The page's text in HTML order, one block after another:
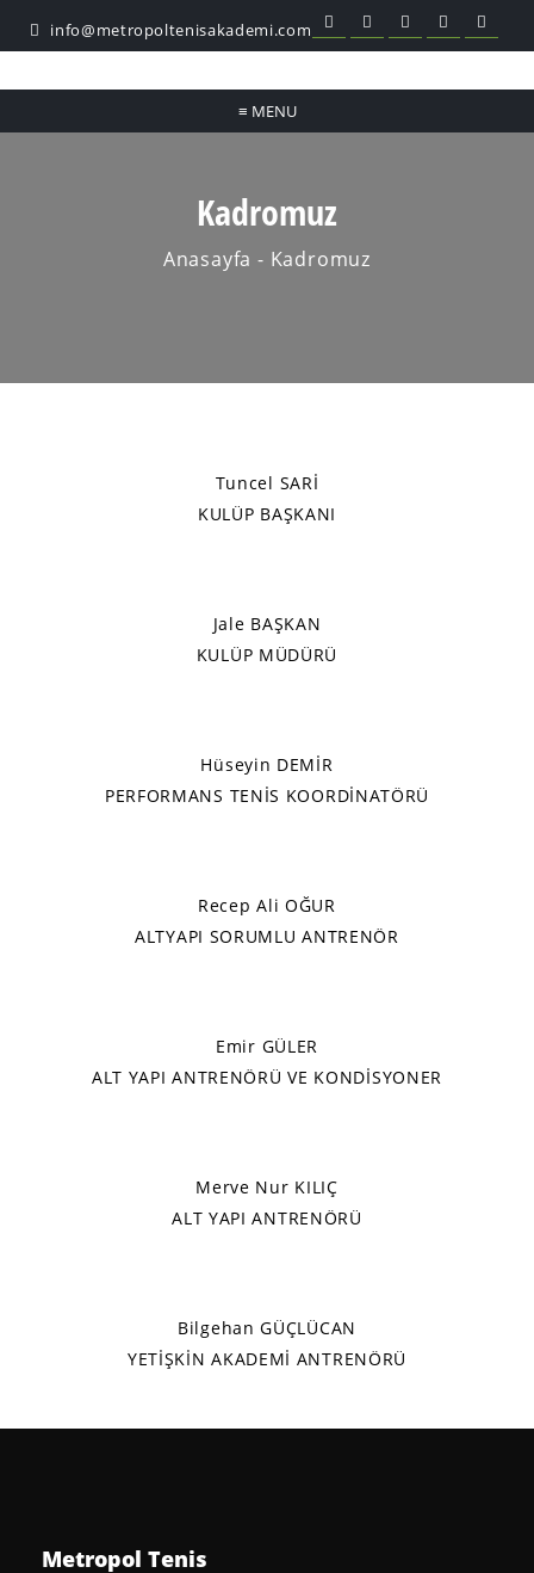
info@metropoltenisakademi.com
≡ MENU
Kadromuz
Anasayfa - Kadromuz
Tuncel SARİ
KULÜP BAŞKANI
Jale BAŞKAN
KULÜP MÜDÜRÜ
Hüseyin DEMİR
PERFORMANS TENİS KOORDİNATÖRÜ
Recep Ali OĞUR
ALTYAPI SORUMLU ANTRENÖR
Emir GÜLER
ALT YAPI ANTRENÖRÜ VE KONDİSYONER
Merve Nur KILIÇ
ALT YAPI ANTRENÖRÜ
Bilgehan GÜÇLÜCAN
YETİŞKİN AKADEMİ ANTRENÖRÜ
Metropol Tenis